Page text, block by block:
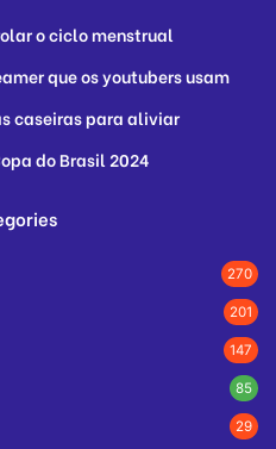
o ciclo menstrual
que os youtubers usam
caseiras para aliviar
do Brasil 2024
270
201
147
85
29